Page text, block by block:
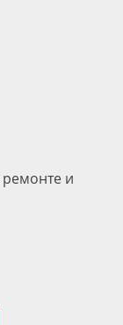
и